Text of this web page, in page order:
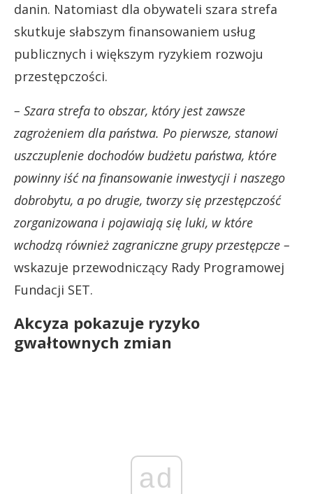
danin. Natomiast dla obywateli szara strefa
skutkuje słabszym finansowaniem usług
publicznych i większym ryzykiem rozwoju
przestępczości.
– Szara strefa to obszar, który jest zawsze
zagrożeniem dla państwa. Po pierwsze, stanowi
uszczuplenie dochodów budżetu państwa, które
powinny iść na finansowanie inwestycji i naszego
dobrobytu, a po drugie, tworzy się przestępczość
zorganizowana i pojawiają się luki, w które
wchodzą również zagraniczne grupy przestępcze –
wskazuje przewodniczący Rady Programowej
Fundacji SET.
Akcyza pokazuje ryzyko
gwałtownych zmian
ad